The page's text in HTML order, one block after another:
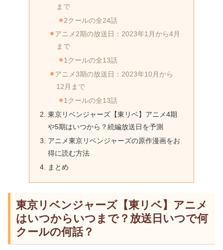
まで
2クールの全24話
アニメ2期の放送日：2023年1月から4月
まで
1クールの全13話
アニメ3期の放送日：2023年10月から
12月まで
1クールの全13話
東京リベンジャーズ【東リベ】アニメ4期
や5期はいつから？続編放送日を予測
アニメ東京リベンジャーズの原作漫画をお
得に読む方法
まとめ
東京リベンジャーズ【東リベ】アニメ
はいつからいつまで？放送日いつで何
クールの何話？